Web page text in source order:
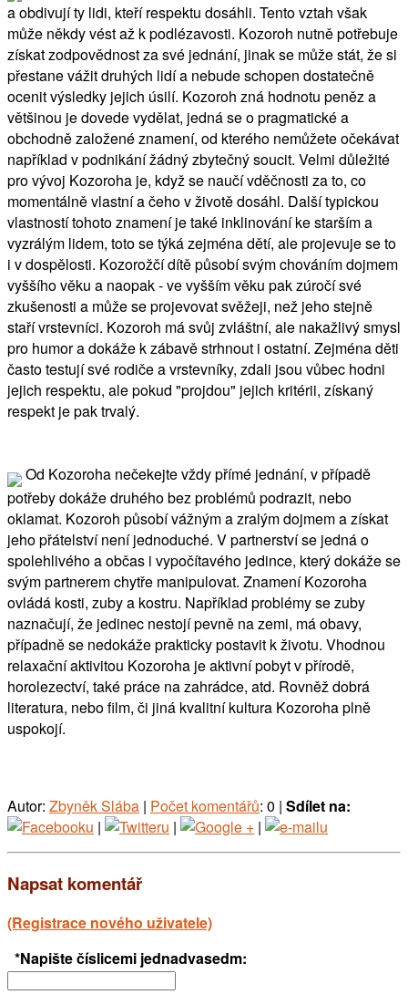
a obdivují ty lidi, kteří respektu dosáhli. Tento vztah však
může někdy vést až k podlézavosti. Kozoroh nutně potřebuje
získat zodpovědnost za své jednání, jinak se může stát, že si
přestane vážit druhých lidí a nebude schopen dostatečně
ocenit výsledky jejich úsilí. Kozoroh zná hodnotu peněz a
většinou je dovede vydělat, jedná se o pragmatické a
obchodně založené znamení, od kterého nemůžete očekávat
například v podnikání žádný zbytečný soucit. Velmi důležité
pro vývoj Kozoroha je, když se naučí vděčnosti za to, co
momentálně vlastní a čeho v životě dosáhl. Další typickou
vlastností tohoto znamení je také inklinování ke starším a
vyzrálým lidem, toto se týká zejména dětí, ale projevuje se to
i v dospělosti. Kozorožčí dítě působí svým chováním dojmem
vyššího věku a naopak - ve vyšším věku pak zúročí své
zkušenosti a může se projevovat svěžeji, než jeho stejně
staří vrstevníci. Kozoroh má svůj zvláštní, ale nakažlivý smysl
pro humor a dokáže k zábavě strhnout i ostatní. Zejména děti
často testují své rodiče a vrstevníky, zdali jsou vůbec hodni
jejich respektu, ale pokud "projdou" jejich kritérii, získaný
respekt je pak trvalý.
Od Kozoroha nečekejte vždy přímé jednání, v případě
potřeby dokáže druhého bez problémů podrazit, nebo
oklamat. Kozoroh působí vážným a zralým dojmem a získat
jeho přátelství není jednoduché. V partnerství se jedná o
spolehlivého a občas i vypočítavého jedince, který dokáže se
svým partnerem chytře manipulovat. Znamení Kozoroha
ovládá kosti, zuby a kostru. Například problémy se zuby
naznačují, že jedinec nestojí pevně na zemi, má obavy,
případně se nedokáže prakticky postavit k životu. Vhodnou
relaxační aktivitou Kozoroha je aktivní pobyt v přírodě,
horolezectví, také práce na zahrádce, atd. Rovněž dobrá
literatura, nebo film, či jiná kvalitní kultura Kozoroha plně
uspokojí.
Autor: Zbyněk Slába | Počet komentářů: 0 | Sdílet na:
|
| |
Napsat komentář
(Registrace nového uživatele)
*Napište číslicemi jednadvasedm: